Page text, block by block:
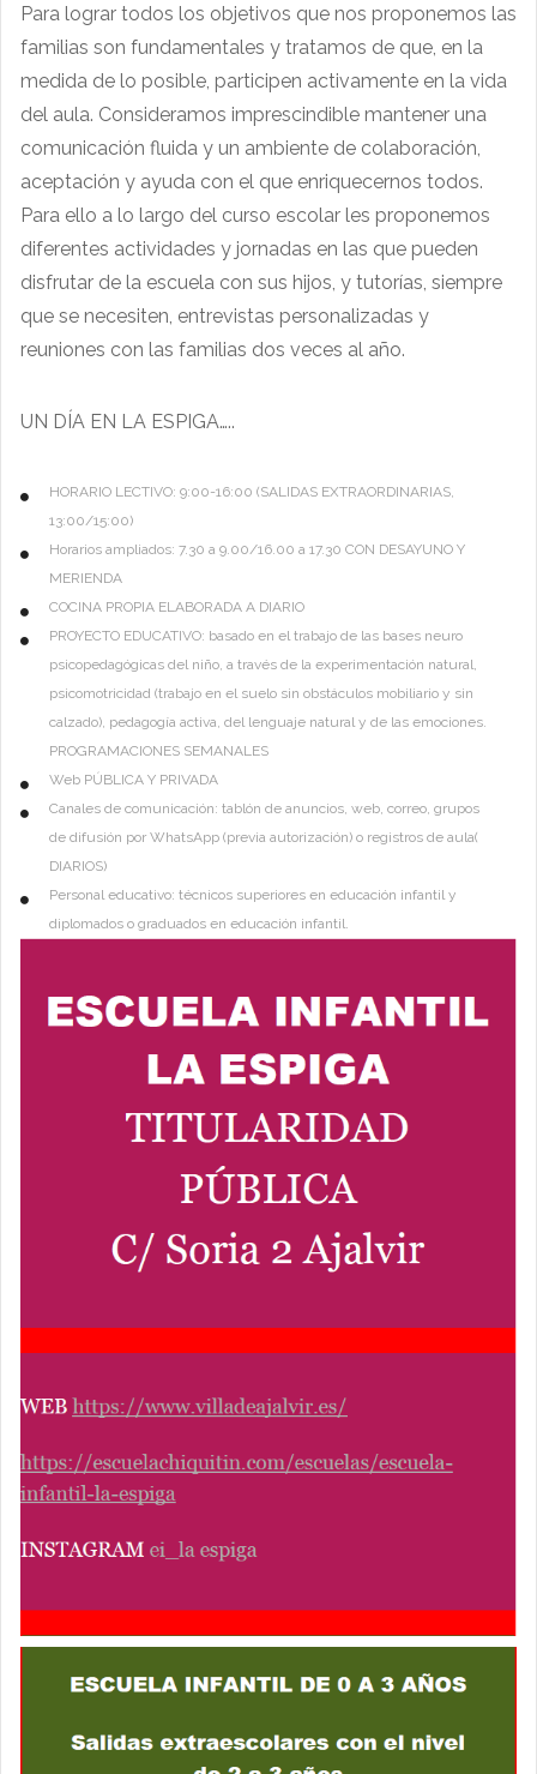
Para lograr todos los objetivos que nos proponemos las
familias son fundamentales y tratamos de que, en la
medida de lo posible, participen activamente en la vida
del aula. Consideramos imprescindible mantener una
comunicación fluida y un ambiente de colaboración,
aceptación y ayuda con el que enriquecernos todos.
Para ello a lo largo del curso escolar les proponemos
diferentes actividades y jornadas en las que pueden
disfrutar de la escuela con sus hijos, y tutorías, siempre
que se necesiten, entrevistas personalizadas y
reuniones con las familias dos veces al año.
UN DÍA EN LA ESPIGA…..
HORARIO LECTIVO: 9:00-16:00 (SALIDAS EXTRAORDINARIAS,
13:00/15:00)
Horarios ampliados: 7.30 a 9.00/16.00 a 17.30 CON DESAYUNO Y
MERIENDA
COCINA PROPIA ELABORADA A DIARIO
PROYECTO EDUCATIVO: basado en el trabajo de las bases neuro
psicopedagógicas del niño, a través de la experimentación natural,
psicomotricidad (trabajo en el suelo sin obstáculos mobiliario y sin
calzado), pedagogía activa, del lenguaje natural y de las emociones.
PROGRAMACIONES SEMANALES
Web PÚBLICA Y PRIVADA
Canales de comunicación: tablón de anuncios, web, correo, grupos
de difusión por WhatsApp (previa autorización) o registros de aula(
DIARIOS)
Personal educativo: técnicos superiores en educación infantil y
diplomados o graduados en educación infantil.